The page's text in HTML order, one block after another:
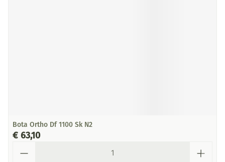
Bota Ortho Df 1100 Sk N2
€ 63,10